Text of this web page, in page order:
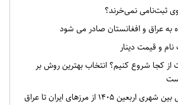
ثبت‌نامی نمی‌خرند؟
عراق و افغانستان صادر می شود
از کجا شروع کنیم؟ انتخاب بهترین روش بر
۱۴۰۵ از مرزهای ایران تا عراق